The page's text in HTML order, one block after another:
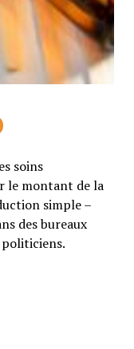
soins
le montant de la
simple –
des bureaux
politiciens.